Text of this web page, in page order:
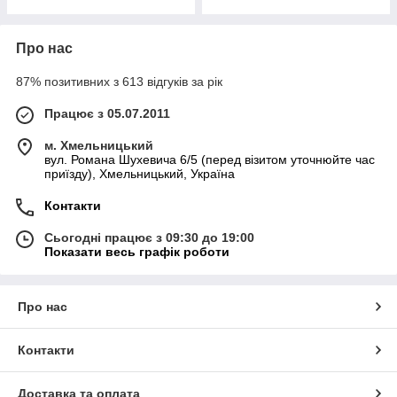
Про нас
87% позитивних з 613 відгуків за рік
Працює з 05.07.2011
м. Хмельницький
вул. Романа Шухевича 6/5 (перед візитом уточнюйте час
приїзду), Хмельницький, Україна
Контакти
Сьогодні працює з 09:30 до 19:00
Показати весь графік роботи
Про нас
Контакти
Доставка та оплата